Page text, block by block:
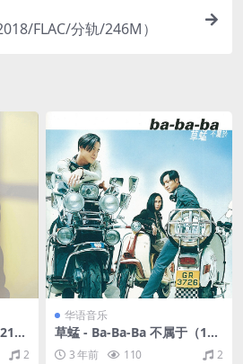
FLAC/分轨/246M）
F
2
华语音乐
草蜢 - Ba-Ba-Ba 不属于（199
7/FLAC/分轨/277M）
3 年前 110 2